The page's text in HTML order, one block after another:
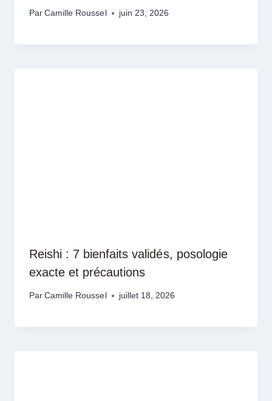
Par Camille Roussel juin 23, 2026
Reishi : 7 bienfaits validés, posologie
exacte et précautions
Par Camille Roussel juillet 18, 2026